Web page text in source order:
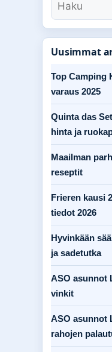
Uusimmat
Top Camping
varaus 2025
Quinta das
hinta ja
Maailman
reseptit
Frieren kausi
tiedot 2026
Hyvinkään
ja sadetutka
ASO asunnot
vinkit
ASO asunnot
rahojen